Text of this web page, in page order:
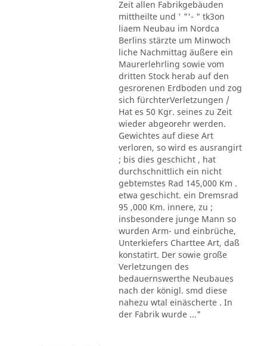
Zeit allen Fabrikgebäuden
mittheilte und ' "'- " tk3on
liaem Neubau im Nordca
Berlins stärzte um Minwoch
liche Nachmittag äußere ein
Maurerlehrling sowie vom
dritten Stock herab auf den
gesrorenen Erdboden und zog
sich fürchterVerletzungen /
Hat es 50 Kgr. seines zu Zeit
wieder abgeorehr werden.
Gewichtes auf diese Art
verloren, so wird es ausrangirt
; bis dies geschicht , hat
durchschnittlich ein nicht
gebtemstes Rad 145,000 Km .
etwa geschicht. ein Dremsrad
95 ,000 Km. innere, zu ;
insbesondere junge Mann so
wurden Arm- und einbrüche,
Unterkiefers Charttee Art, daß
konstatirt. Der sowie große
Verletzungen des
bedauernswerthe Neubaues
nach der königl. smd diese
nahezu wtal einäscherte . In
der Fabrik wurde ..."